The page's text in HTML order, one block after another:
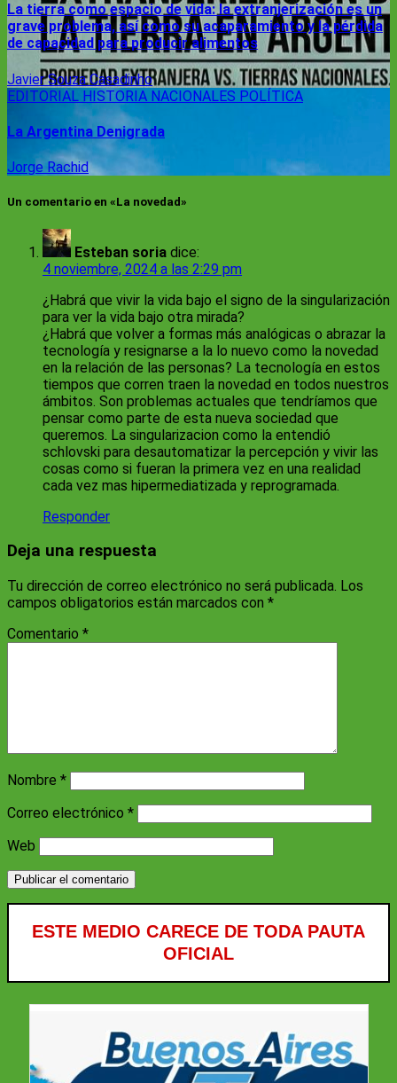
La tierra como espacio de vida: la extranjerización es un
grave problema, así como su acaparamiento y la pérdida
de capacidad para producir alimentos
Javier Souza Casadinho
EDITORIAL HISTORIA NACIONALES POLÍTICA
La Argentina Denigrada
Jorge Rachid
Un comentario en «La novedad»
Esteban soria dice:
4 noviembre, 2024 a las 2:29 pm
¿Habrá que vivir la vida bajo el signo de la singularización
para ver la vida bajo otra mirada?
¿Habrá que volver a formas más analógicas o abrazar la
tecnología y resignarse a la lo nuevo como la novedad
en la relación de las personas? La tecnología en estos
tiempos que corren traen la novedad en todos nuestros
ámbitos. Son problemas actuales que tendríamos que
pensar como parte de esta nueva sociedad que
queremos. La singularizacion como la entendió
schlovski para desautomatizar la percepción y vivir las
cosas como si fueran la primera vez en una realidad
cada vez mas hipermediatizada y reprogramada.
Responder
Deja una respuesta
Tu dirección de correo electrónico no será publicada. Los
campos obligatorios están marcados con *
Comentario *
Nombre *
Correo electrónico *
Web
ESTE MEDIO CARECE DE TODA PAUTA
OFICIAL